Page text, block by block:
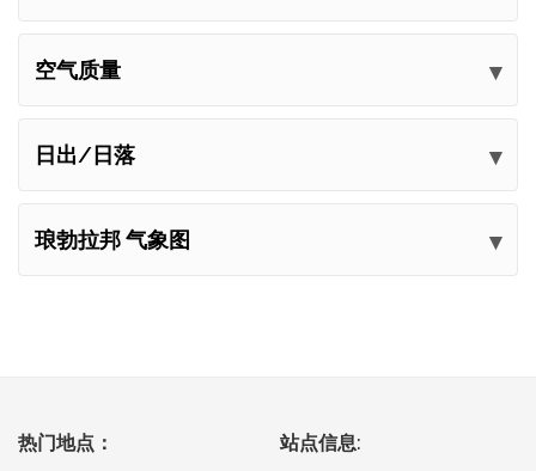
空气质量
日出/日落
琅勃拉邦 气象图
热门地点： 站点信息: